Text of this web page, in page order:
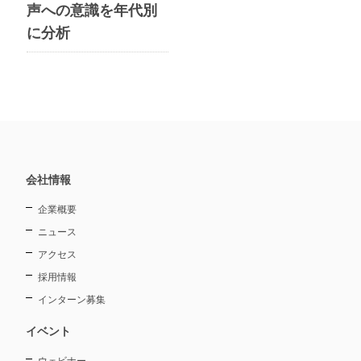
声への意識を年代別
に分析
会社情報
企業概要
ニュース
アクセス
採用情報
インターン募集
イベント